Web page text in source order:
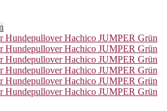
Produkt
weist
mehrere
Varianten
auf.
Die